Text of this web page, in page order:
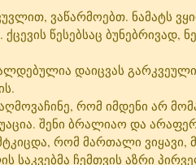
ვაწარმოებთ. ნამატს
წესებსაც ბუნებრივად,
დაიცვას გარკვეული
რომ იმდენი არ
შენი ბრალიაო და
რომ მართალი ვიყავი,
საკვებმა ჩემთვის აზრი